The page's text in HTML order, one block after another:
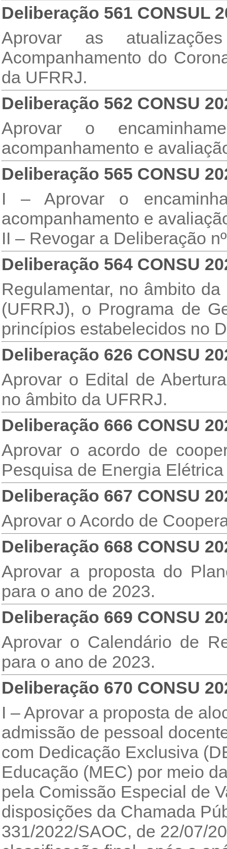
Deliberação 561 CONSUL
Aprovar as
Acompanhamento do
da UFRRJ.
Deliberação 562 CONSU
Aprovar o
acompanhamento e
Deliberação 565 CONSU
I – Aprovar o
acompanhamento e
II – Revogar a Deliberação
Deliberação 564 CONSU
Regulamentar, no âmbito
(UFRRJ), o Programa de
princípios estabelecidos no
Deliberação 626 CONSU
Aprovar o Edital de
no âmbito da UFRRJ.
Deliberação 666 CONSU
Aprovar o acordo de
Pesquisa de Energia
Deliberação 667 CONSU
Aprovar o Acordo de
Deliberação 668 CONSU
Aprovar a proposta do
para o ano de 2023.
Deliberação 669 CONSU
Aprovar o Calendário de
para o ano de 2023.
Deliberação 670 CONSU
I – Aprovar a proposta de
admissão de pessoal
com Dedicação Exclusiva
Educação (MEC) por meio
pela Comissão Especial de
disposições da Chamada
331/2022/SAOC, de 22/07/